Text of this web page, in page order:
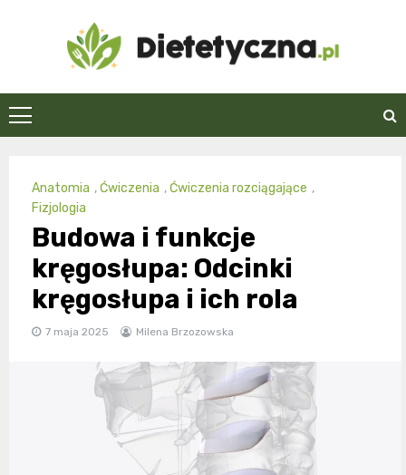
Dietetyczna.pl
Anatomia ,Ćwiczenia ,Ćwiczenia rozciągające ,
Fizjologia
Budowa i funkcje
kręgosłupa: Odcinki
kręgosłupa i ich rola
7 maja 2025 Milena Brzozowska